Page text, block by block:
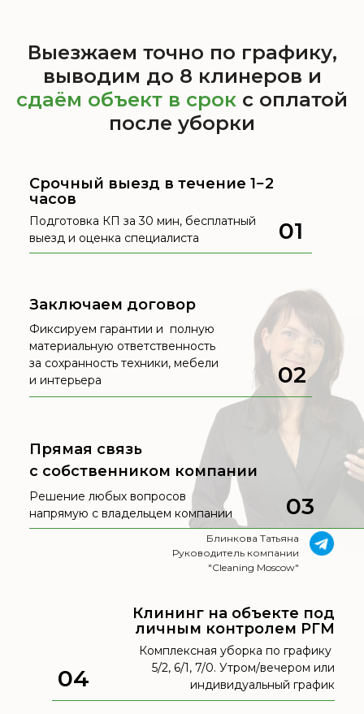
Выезжаем точно по графику,
выводим до 8 клинеров и
сдаём объект в срок с оплатой
после уборки
Фиксируем гарантии и полную
материальную ответственность
за сохранность техники, мебели
и интерьера
Заключаем договор
Прямая связь
с собственником компании
Решение любых вопросов
напрямую с владельцем компании
Блинкова Татьяна
Руководитель компании
"Cleaning Moscow"
Комплексная уборка по графику
5/2, 6/1, 7/0. Утром/вечером или
индивидуальный график
Подготовка КП за 30 мин, бесплатный
выезд и оценка специалиста
Срочный выезд в течение 1−2
часов
Клининг на объекте под
личным контролем РГМ
01
02
04
03